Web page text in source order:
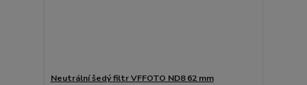
Neutrální šedý filtr VFFOTO ND8 62 mm